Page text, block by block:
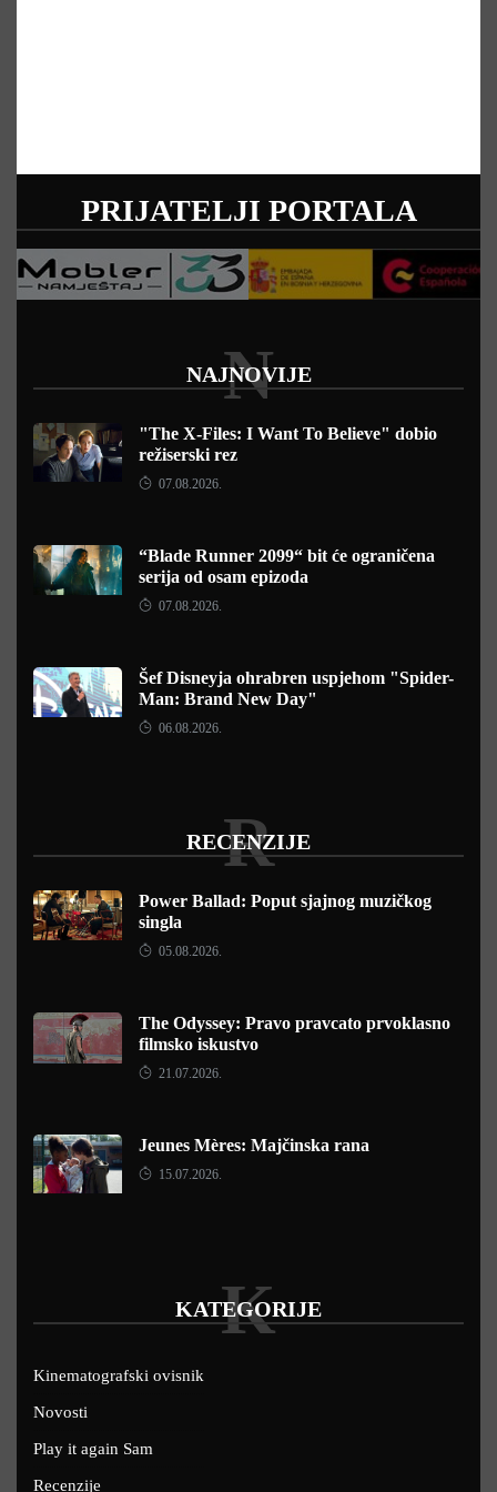
PRIJATELJI PORTALA
NAJNOVIJE
N
"The X-Files: I Want To Believe" dobio
režiserski rez
07.08.2026.
“Blade Runner 2099“ bit će ograničena
serija od osam epizoda
07.08.2026.
Šef Disneyja ohrabren uspjehom "Spider-
Man: Brand New Day"
06.08.2026.
RECENZIJE
R
Power Ballad: Poput sjajnog muzičkog
singla
05.08.2026.
The Odyssey: Pravo pravcato prvoklasno
filmsko iskustvo
21.07.2026.
Jeunes Mères: Majčinska rana
15.07.2026.
KATEGORIJE
K
Kinematografski ovisnik
Novosti
Play it again Sam
Recenzije